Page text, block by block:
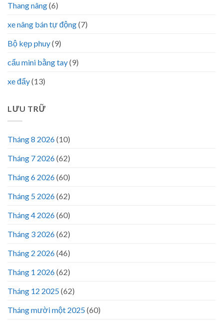
Thang nâng(6)
xe nâng bán tự động(7)
Bộ kẹp phuy(9)
cẩu mini bằng tay(9)
xe đẩy(13)
LƯU TRỮ
Tháng 8 2026(10)
Tháng 7 2026(62)
Tháng 6 2026(60)
Tháng 5 2026(62)
Tháng 4 2026(60)
Tháng 3 2026(62)
Tháng 2 2026(46)
Tháng 1 2026(62)
Tháng 12 2025(62)
Tháng mười một 2025(60)